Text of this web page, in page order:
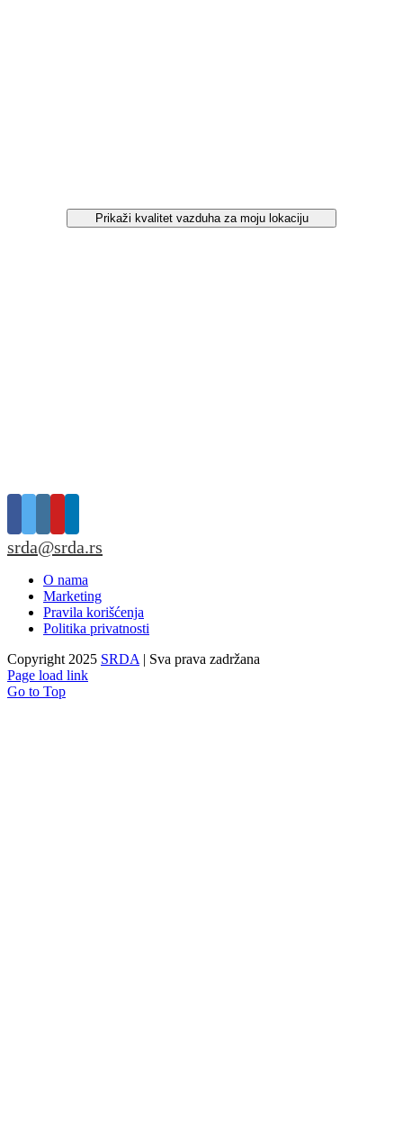
Prikaži kvalitet vazduha za moju lokaciju
srda@srda.rs
O nama
Marketing
Pravila korišćenja
Politika privatnosti
Copyright 2025 SRDA | Sva prava zadržana
Page load link
Go to Top